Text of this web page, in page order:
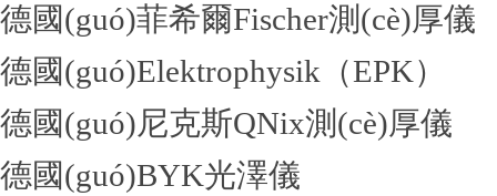
德國(guó)菲希爾Fischer測(cè)厚儀
德國(guó)Elektrophysik（EPK）
德國(guó)尼克斯QNix測(cè)厚儀
德國(guó)BYK光澤儀